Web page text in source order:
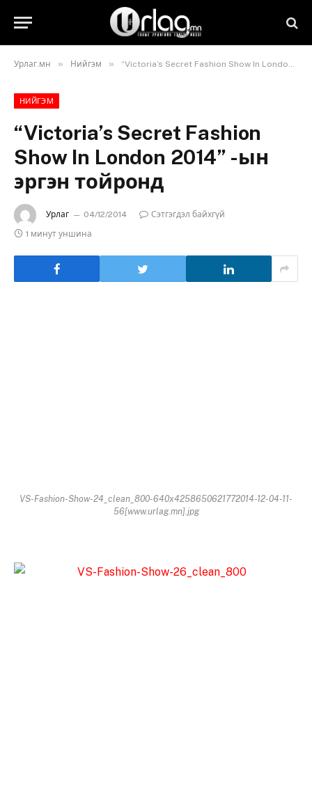
Урлаг.мн » Нийгэм » “Victoria’s Secret Fashion Show In London 2014” -ын эргэн тойронд
НИЙГЭМ
“Victoria’s Secret Fashion
Show In London 2014” -ын
эргэн тойронд
Урлаг 04/12/2014
Сэтгэгдэл байхгүй
1 минут уншина
VS-Fashion-Show-24_clean_800-640x4258650621772014-12-04-11-
56[www.urlag.mn].jpg